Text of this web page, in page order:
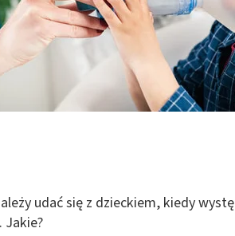
udać się z dzieckiem, kiedy
Jakie?